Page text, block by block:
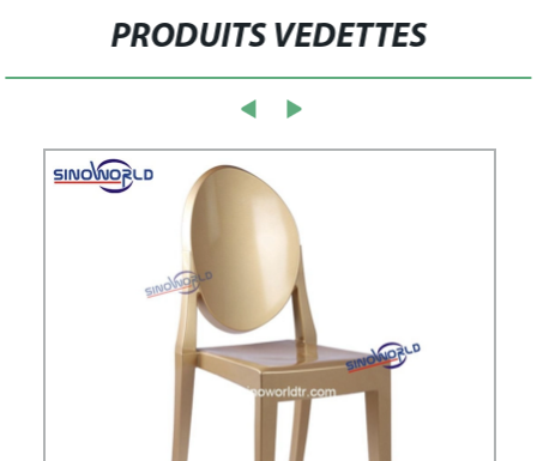
PRODUITS VEDETTES